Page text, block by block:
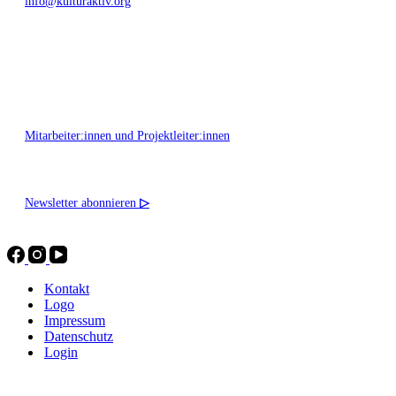
Mitarbeiter:innen und Projektleiter:innen
Newsletter abonnieren ▷
Kontakt
Logo
Impressum
Datenschutz
Login